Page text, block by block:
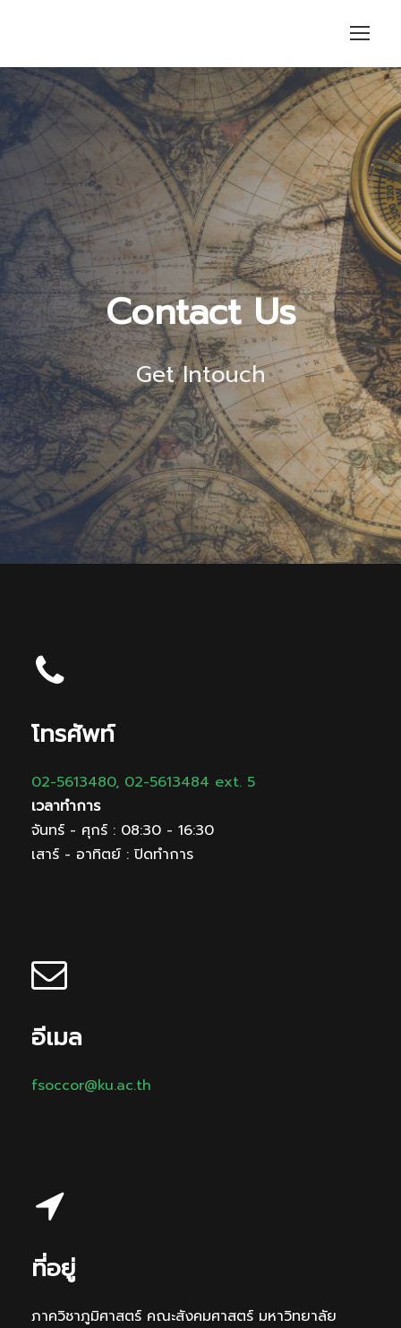
Contact Us
Get Intouch
โทรศัพท์
02-5613480, 02-5613484 ext. 5
เวลาทำการ
จันทร์ - ศุกร์ : 08:30 - 16:30
เสาร์ - อาทิตย์ : ปิดทำการ
อีเมล
fsoccor@ku.ac.th
ที่อยู่
ภาควิชาภูมิศาสตร์ คณะสังคมศาสตร์ มหาวิทยาลัย